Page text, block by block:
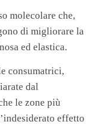
molecolare che,
di migliorare la
ed elastica.
consumatrici,
dal
le zone più
effetto